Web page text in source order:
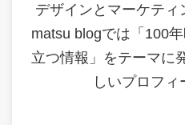
デザインとマーケティ
matsu blogでは「100
立つ情報」をテーマに
しいプロフィ